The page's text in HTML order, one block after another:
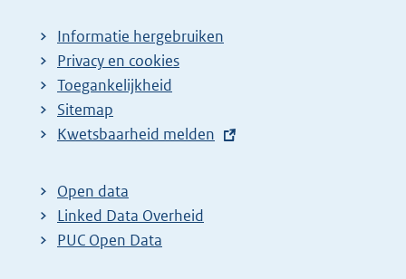
Informatie hergebruiken
Privacy en cookies
Toegankelijkheid
Sitemap
E
t
e
r
Kwetsbaarheid melden
Open data
Linked Data Overheid
PUC Open Data